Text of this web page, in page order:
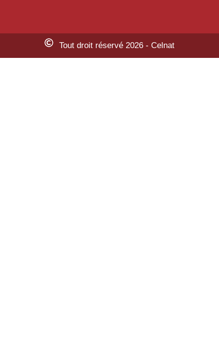
Tout droit réservé 2026 - Celnat